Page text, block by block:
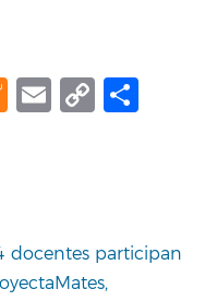
Meneame
Email
Copy
docentes participan